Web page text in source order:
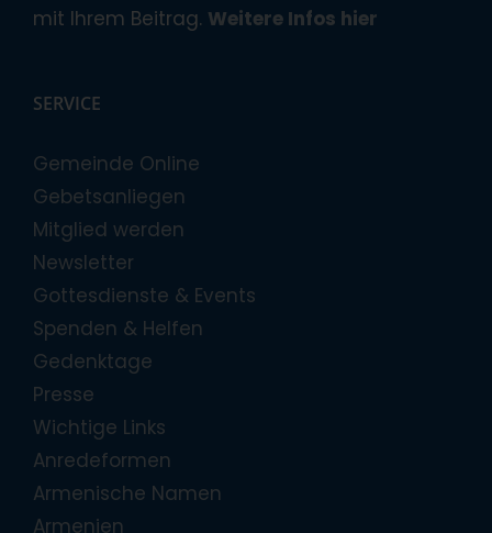
mit Ihrem Beitrag. Weitere Infos hier
SERVICE
Gemeinde Online
Gebetsanliegen
Mitglied werden
Newsletter
Gottesdienste & Events
Spenden & Helfen
Gedenktage
Presse
Wichtige Links
Anredeformen
Armenische Namen
Armenien